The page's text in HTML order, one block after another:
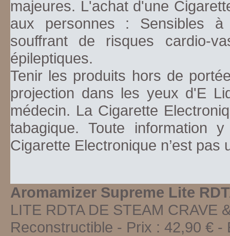
majeures. L'achat d'une
aux personnes : Sensibles
souffrant de risques cardio-
épileptiques.
Tenir les produits hors de
projection dans les yeux d'E
médecin. La Cigarette
tabagique. Toute information
Cigarette Electronique n’est pas
Aromamizer Supreme Lite
LITE RDTA DE STEAM CRAVE
Reconstructible - Prix : 42,90 € -